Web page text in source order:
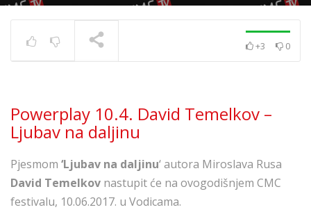
+3 0
Powerplay 10.4. David Temelkov –
Ljubav na daljinu
Pjesmom ‘Ljubav na daljinu‘ autora Miroslava Rusa
David Temelkov nastupit će na ovogodišnjem CMC
festivalu, 10.06.2017. u Vodicama.